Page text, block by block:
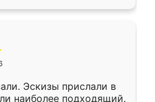
Эскизы прислали в
наиболее подходящий.